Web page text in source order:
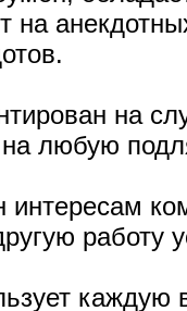
на
на
на любую
интересам
работу
каждую